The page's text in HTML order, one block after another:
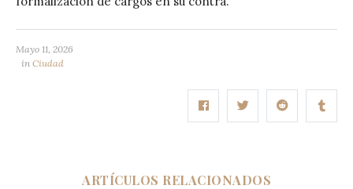
Mayo 11, 2026
in Ciudad
ARTÍCULOS RELACIONADOS